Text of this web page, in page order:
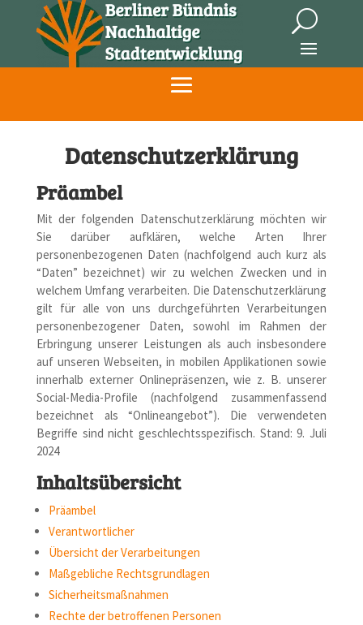
Datenschutzerklärung
Präambel
Mit der folgenden Datenschutzerklärung möchten wir
Sie darüber aufklären, welche Arten Ihrer
personenbezogenen Daten (nachfolgend auch kurz als
“Daten” bezeichnet) wir zu welchen Zwecken und in
welchem Umfang verarbeiten. Die Datenschutzerklärung
gilt für alle von uns durchgeführten Verarbeitungen
personenbezogener Daten, sowohl im Rahmen der
Erbringung unserer Leistungen als auch insbesondere
auf unseren Webseiten, in mobilen Applikationen sowie
innerhalb externer Onlinepräsenzen, wie z. B. unserer
Social-Media-Profile (nachfolgend zusammenfassend
bezeichnet als “Onlineangebot”). Die verwendeten
Begriffe sind nicht geschlechtsspezifisch. Stand: 9. Juli
2024
Inhaltsübersicht
Präambel
Verantwortlicher
Übersicht der Verarbeitungen
Maßgebliche Rechtsgrundlagen
Sicherheitsmaßnahmen
Rechte der betroffenen Personen